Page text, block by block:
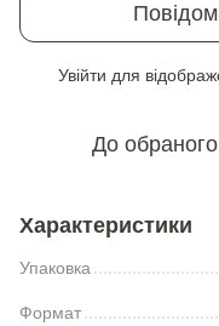
Увійти для
До обраного
Характеристики
Упаковка
Формат